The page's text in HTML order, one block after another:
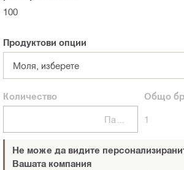
100
Продуктови опции
Моля, изберете
Количество Общо
1
Не може да видите
Вашата компания